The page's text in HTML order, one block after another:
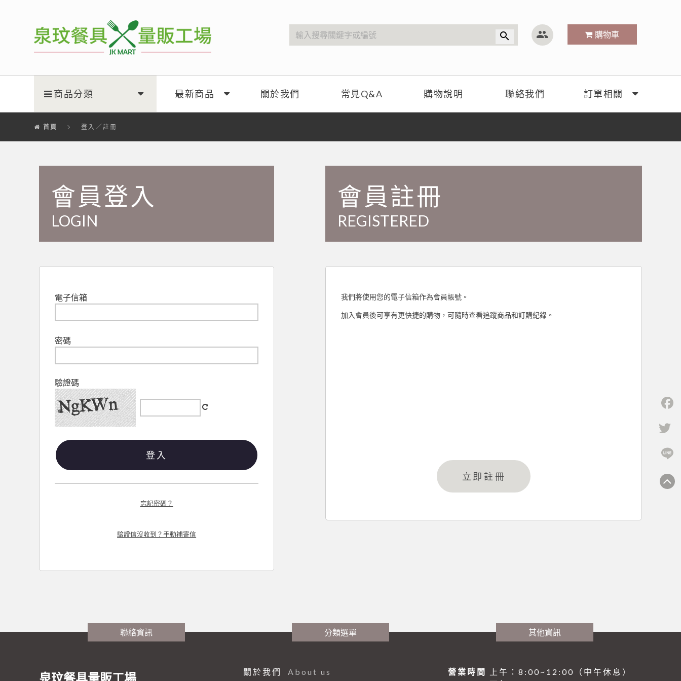
search group 購物車
商品分類 最新商品 關於我們 常見Q&A 購物說明 聯絡我們 訂單相關
首頁 登入／註冊
會員登入
LOGIN
電子信箱
密碼
驗證碼
登入
忘記密碼？
驗證信沒收到？手動補寄信
會員註冊
REGISTERED
我們將使用您的電子信箱作為會員帳號。
加入會員後可享有更快捷的購物，可隨時查看追蹤商品和訂購紀錄。
立即註冊
聯絡資訊
泉玟餐具量販工場
分類選單
關於我們 About us
其他資訊
營業時間
上午：8:00~12:00（中午休息）